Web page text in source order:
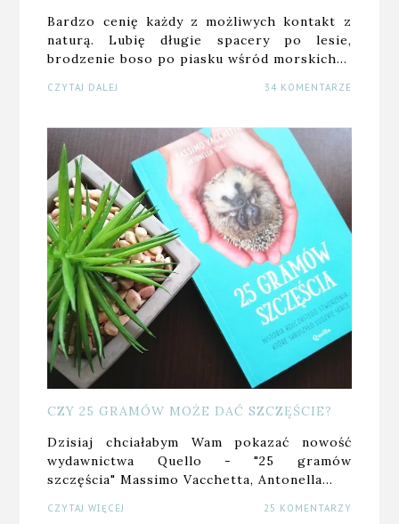
Bardzo cenię każdy z możliwych kontakt z
naturą. Lubię długie spacery po lesie,
brodzenie boso po piasku wśród morskich…
CZYTAJ DALEJ 34 KOMENTARZE
CZY 25 GRAMÓW MOŻE DAĆ SZCZĘŚCIE?
Dzisiaj chciałabym Wam pokazać nowość
wydawnictwa Quello - "25 gramów
szczęścia" Massimo Vacchetta, Antonella…
CZYTAJ WIĘCEJ 25 KOMENTARZY